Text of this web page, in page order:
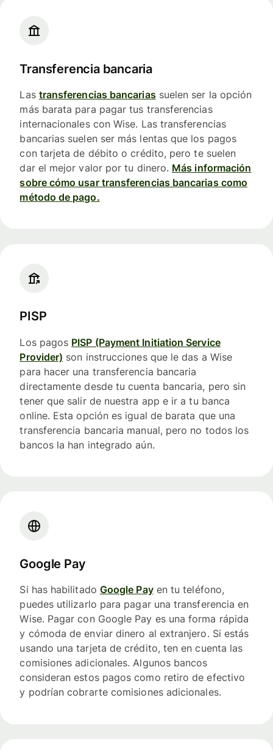
Transferencia bancaria
Las transferencias bancariassuelen ser la opción
más barata para pagar tus transferencias
internacionales con Wise. Las transferencias
bancarias suelen ser más lentas que los pagos
con tarjeta de débito o crédito, pero te suelen
dar el mejor valor por tu dinero. Más información
sobre cómo usar transferencias bancarias como
método de pago.
PISP
Los pagos PISP (Payment Initiation Service
Provider) son instrucciones que le das a Wise
para hacer una transferencia bancaria
directamente desde tu cuenta bancaria, pero sin
tener que salir de nuestra app e ir a tu banca
online. Esta opción es igual de barata que una
transferencia bancaria manual, pero no todos los
bancos la han integrado aún.
Google Pay
Si has habilitado Google Payen tu teléfono,
puedes utilizarlo para pagar una transferencia en
Wise. Pagar con Google Pay es una forma rápida
y cómoda de enviar dinero al extranjero. Si estás
usando una tarjeta de crédito, ten en cuenta las
comisiones adicionales. Algunos bancos
consideran estos pagos como retiro de efectivo
y podrían cobrarte comisiones adicionales.